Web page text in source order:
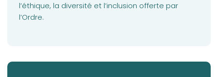
l’éthique, la diversité et l’inclusion offerte par
l’Ordre.